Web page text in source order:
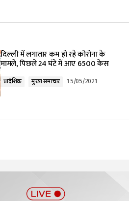
दिल्ली में लगातार कम हो रहे कोरोना के
मामले, पिछले 24 घंटे में आए 6500 केस
प्रादेशिक मुख्य समाचार 15/05/2021